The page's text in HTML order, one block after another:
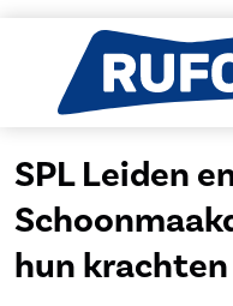
SPL Leiden
hun krachten